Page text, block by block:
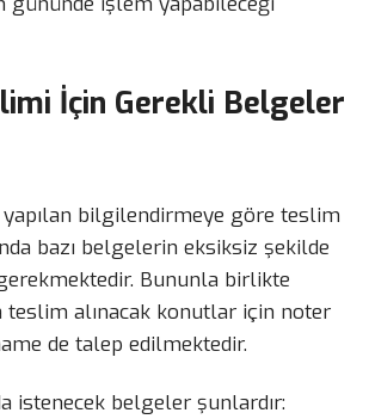
İçin Gerekli Belgeler
yapılan bilgilendirmeye göre teslim
bazı belgelerin eksiksiz şekilde
Bununla birlikte
alınacak konutlar için noter
de talep edilmektedir.
istenecek belgeler şunlardır: